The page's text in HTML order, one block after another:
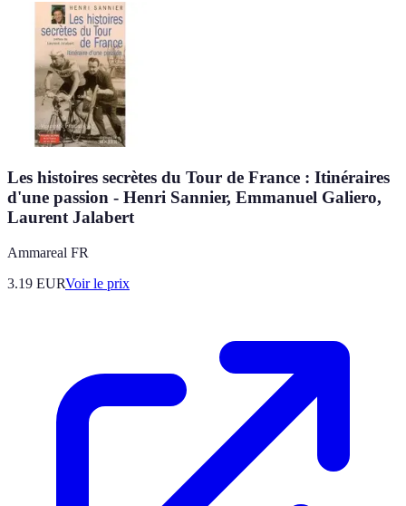
Les histoires secrètes du Tour de France : Itinéraires
d'une passion - Henri Sannier, Emmanuel Galiero,
Laurent Jalabert
Ammareal FR
3.19 EURVoir le prix